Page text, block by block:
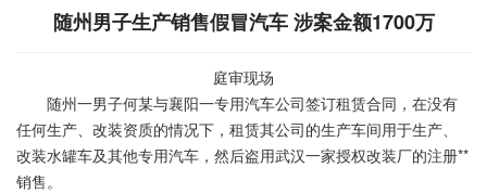
随州男子生产销售假冒汽车 涉案金额1700万
庭审现场
随州一男子何某与襄阳一专用汽车公司签订租赁合同，在没有
任何生产、改装资质的情况下，租赁其公司的生产车间用于生产、
改装水罐车及其他专用汽车，然后盗用武汉一家授权改装厂的注册**
销售。